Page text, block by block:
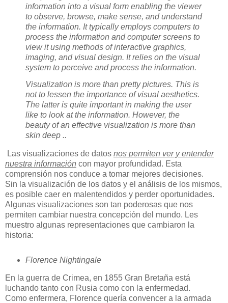
information into a visual form enabling the viewer
to observe, browse, make sense, and understand
the information. It typically employs computers to
process the information and computer screens to
view it using methods of interactive graphics,
imaging, and visual design. It relies on the visual
system to perceive and process the information.
Visualization is more than pretty pictures. This is
not to lessen the importance of visual aesthetics.
The latter is quite important in making the user
like to look at the information. However, the
beauty of an effective visualization is more than
skin deep ..
Las visualizaciones de datos nos permiten ver y entender
nuestra información con mayor profundidad. Esta
comprensión nos conduce a tomar mejores decisiones.
Sin la visualización de los datos y el análisis de los mismos,
es posible caer en malentendidos y perder oportunidades.
Algunas visualizaciones son tan poderosas que nos
permiten cambiar nuestra concepción del mundo. Les
muestro algunas representaciones que cambiaron la
historia:
Florence Nightingale
En la guerra de Crimea, en 1855 Gran Bretaña está
luchando tanto con Rusia como con la enfermedad.
Como enfermera, Florence quería convencer a la armada